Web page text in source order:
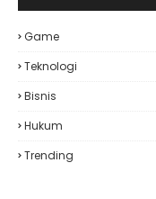
Game
Teknologi
Bisnis
Hukum
Trending